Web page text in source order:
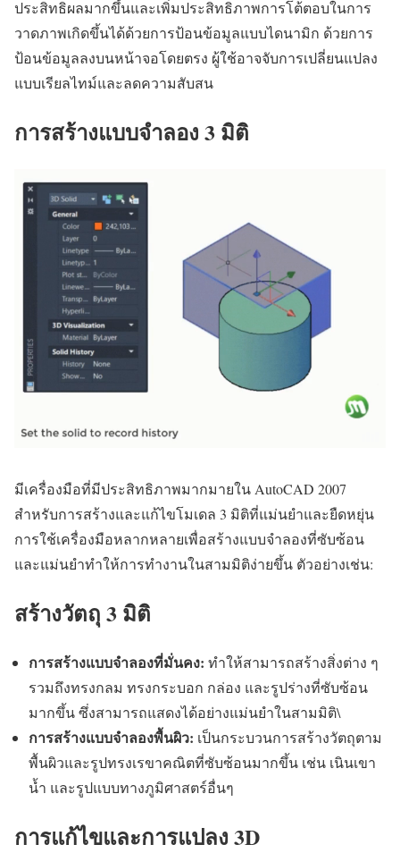
ประสิทธิผลมากขึ้นและเพิ่มประสิทธิภาพการโต้ตอบในการ
วาดภาพเกิดขึ้นได้ด้วยการป้อนข้อมูลแบบไดนามิก ด้วยการ
ป้อนข้อมูลลงบนหน้าจอโดยตรง ผู้ใช้อาจจับการเปลี่ยนแปลง
แบบเรียลไทม์และลดความสับสน
การสร้างแบบจำลอง 3 มิติ
มีเครื่องมือที่มีประสิทธิภาพมากมายใน AutoCAD 2007
สำหรับการสร้างและแก้ไขโมเดล 3 มิติที่แม่นยำและยืดหยุ่น
การใช้เครื่องมือหลากหลายเพื่อสร้างแบบจำลองที่ซับซ้อน
และแม่นยำทำให้การทำงานในสามมิติง่ายขึ้น ตัวอย่างเช่น:
สร้างวัตถุ 3 มิติ
การสร้างแบบจำลองที่มั่นคง: ทำให้สามารถสร้างสิ่งต่าง ๆ
รวมถึงทรงกลม ทรงกระบอก กล่อง และรูปร่างที่ซับซ้อน
มากขึ้น ซึ่งสามารถแสดงได้อย่างแม่นยำในสามมิติ\
การสร้างแบบจำลองพื้นผิว: เป็นกระบวนการสร้างวัตถุตาม
พื้นผิวและรูปทรงเรขาคณิตที่ซับซ้อนมากขึ้น เช่น เนินเขา
น้ำ และรูปแบบทางภูมิศาสตร์อื่นๆ
การแก้ไขและการแปลง 3D